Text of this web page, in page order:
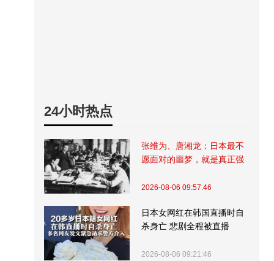
24小时热点
张维为、唐湘龙：日本最不
愿面对的噩梦，就是真正强
2026-08-06 09:57:46
日本女网红在韩国直播时自
杀身亡 悲剧全程被直播
2026-08-06 09:21:46